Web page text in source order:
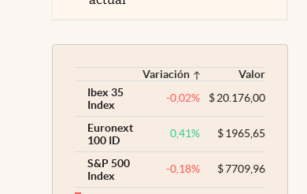
Variación
Valor
Ibex 35
Index
-0,02% $20.176,00
Euronext
100 ID
0,41% $1965,65
S&P 500
Index
-0,18% $7709,96